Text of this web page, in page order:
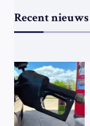
Recent nieuws